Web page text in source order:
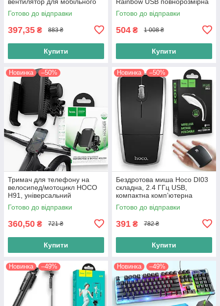
телефону, чорний
Готово до відправки
397,35 ₴ 883 ₴
Купити
ігрова клавіатура (104
клавіші, мембранна, чорна)
Готово до відправки
504 ₴ 1 008 ₴
Купити
Новинка –50%
Тримач для телефону на
велосипед/мотоцикл HOCO
H91, універсальний
кронштейн на кермо 60–90
мм, велотримач для
Готово до відправки
360,50 ₴ 721 ₴
Купити
Новинка –50%
Бездротова миша Hoco DI03
складна, 2.4 ГГц USB,
компактна комп’ютерна
мишка для ноутбука, чорна
Готово до відправки
391 ₴ 782 ₴
Купити
Новинка –49% Новинка –49%